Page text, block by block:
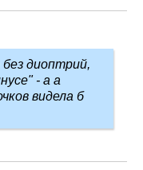
диоптрий,
- а а
видела б